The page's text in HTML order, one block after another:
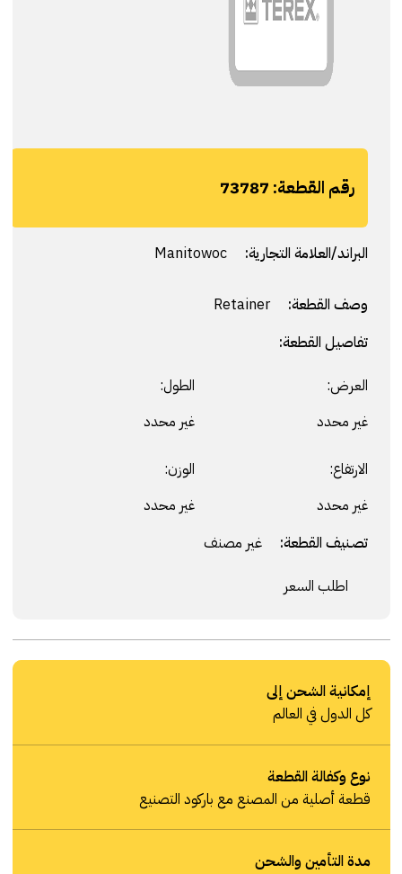
رقم القطعة: 73787
البراند/العلامة التجارية: Manitowoc
وصف القطعة:
Retainer
تفاصيل القطعة:
العرض:
غير محدد
الطول:
غير محدد
الارتفاع:
غير محدد
الوزن:
غير محدد
تصنيف القطعة: غير مصنف
اطلب السعر
إمكانية الشحن إلى
كل الدول في العالم
نوع وكفالة القطعة
قطعة أصلية من المصنع مع باركود التصنيع
مدة التأمين والشحن